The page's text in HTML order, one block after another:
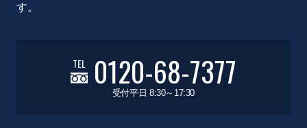
す。
TEL 0120-68-7377
受付平日 8:30～17:30